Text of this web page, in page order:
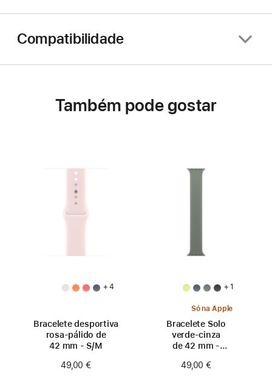
Compatibilidade
Também pode gostar
+ 4
Bracelete desportiva
rosa‑pálido de
42 mm - S/M
49,00 €
+ 1
Só na Apple
Bracelete Solo
verde‑cinza
de 42 mm -
49,00 €